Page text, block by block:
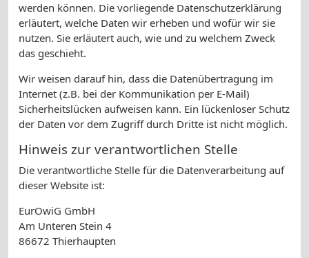
werden können. Die vorliegende Datenschutzerklärung
erläutert, welche Daten wir erheben und wofür wir sie
nutzen. Sie erläutert auch, wie und zu welchem Zweck
das geschieht.
Wir weisen darauf hin, dass die Datenübertragung im
Internet (z.B. bei der Kommunikation per E-Mail)
Sicherheitslücken aufweisen kann. Ein lückenloser Schutz
der Daten vor dem Zugriff durch Dritte ist nicht möglich.
Hinweis zur verantwortlichen Stelle
Die verantwortliche Stelle für die Datenverarbeitung auf
dieser Website ist:
EurOwiG GmbH
Am Unteren Stein 4
86672 Thierhaupten